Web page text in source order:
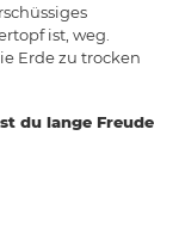
ist, weg.
Erde zu trocken
du lange Freude